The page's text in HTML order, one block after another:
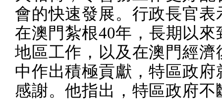
會的快速發展。行政長官表
在澳門紮根40年，長期以來
地區工作，以及在澳門經濟
中作出積極貢獻，特區政府
感謝。他指出，特區政府不